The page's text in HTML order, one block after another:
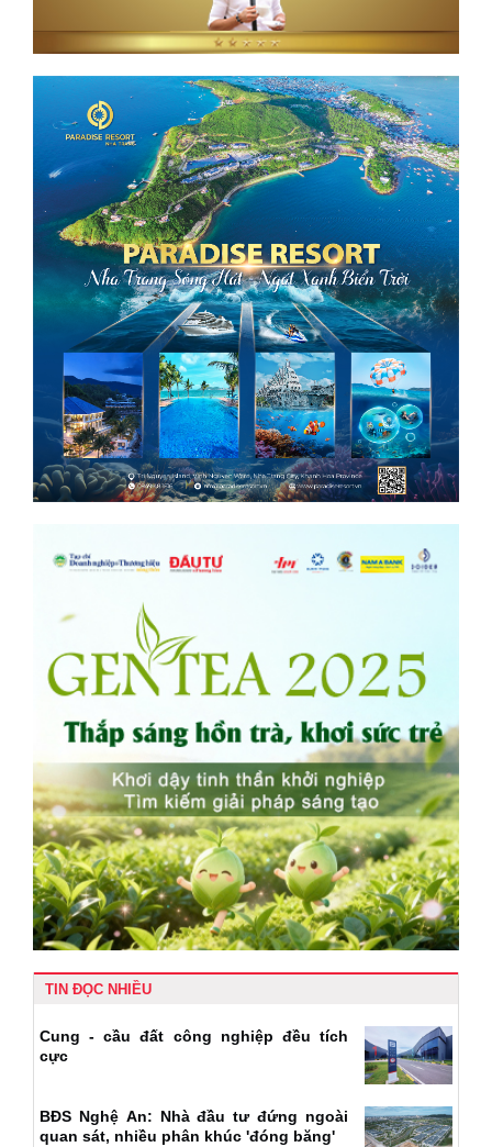
TIN ĐỌC NHIỀU
Cung - cầu đất công nghiệp đều tích
cực
BĐS Nghệ An: Nhà đầu tư đứng ngoài
quan sát, nhiều phân khúc 'đóng băng'